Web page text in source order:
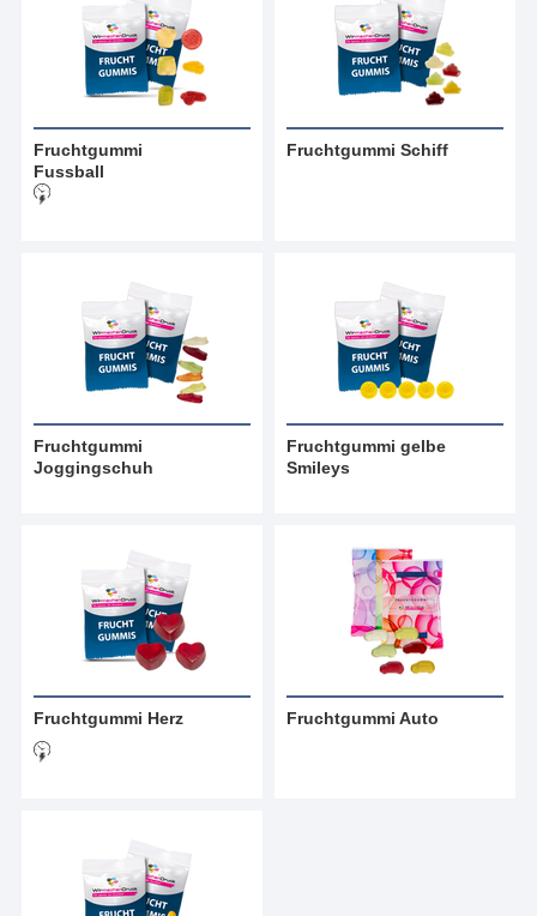
Fruchtgummi
Fussball
Fruchtgummi Schiff
Fruchtgummi
Joggingschuh
Fruchtgummi gelbe
Smileys
Fruchtgummi Herz Fruchtgummi Auto